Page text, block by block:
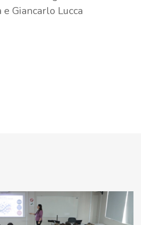
Giancarlo Lucca